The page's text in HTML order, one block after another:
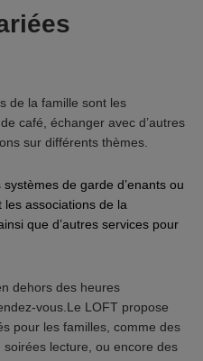
de la famille sont les
café, échanger avec d’autres
sur différents thèmes.
de garde d’enants ou
les associations de la
que d’autres services pour
dehors des heures
vous.Le LOFT propose
pour les familles, comme des
lecture, ou encore des